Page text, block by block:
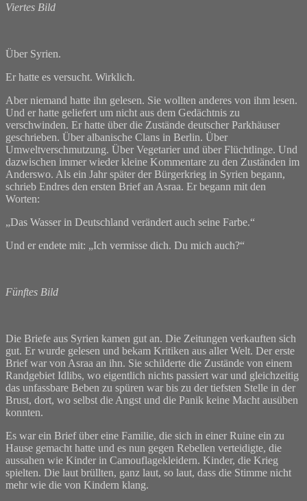
Viertes Bild
Über Syrien.
Er hatte es versucht. Wirklich.
Aber niemand hatte ihn gelesen. Sie wollten anderes von ihm lesen.
Und er hatte geliefert um nicht aus dem Gedächtnis zu
verschwinden. Er hatte über die Zustände deutscher Parkhäuser
geschrieben. Über albanische Clans in Berlin. Über
Umweltverschmutzung. Über Vegetarier und über Flüchtlinge. Und
dazwischen immer wieder kleine Kommentare zu den Zuständen im
Anderswo. Als ein Jahr später der Bürgerkrieg in Syrien begann,
schrieb Endres den ersten Brief an Asraa. Er begann mit den
Worten:
„Das Wasser in Deutschland verändert auch seine Farbe.“
Und er endete mit: „Ich vermisse dich. Du mich auch?“
Fünftes Bild
Die Briefe aus Syrien kamen gut an. Die Zeitungen verkauften sich
gut. Er wurde gelesen und bekam Kritiken aus aller Welt. Der erste
Brief war von Asraa an ihn. Sie schilderte die Zustände von einem
Randgebiet Idlibs, wo eigentlich nichts passiert war und gleichzeitig
das unfassbare Beben zu spüren war bis zu der tiefsten Stelle in der
Brust, dort, wo selbst die Angst und die Panik keine Macht ausüben
konnten.
Es war ein Brief über eine Familie, die sich in einer Ruine ein zu
Hause gemacht hatte und es nun gegen Rebellen verteidigte, die
aussahen wie Kinder in Camouflagekleidern. Kinder, die Krieg
spielten. Die laut brüllten, ganz laut, so laut, dass die Stimme nicht
mehr wie die von Kindern klang.